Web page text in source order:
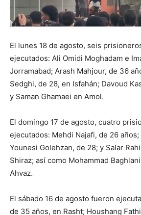
El lunes 18 de agosto, seis
ejecutados: Ali Omidi Moghadam e
Jorramabad; Arash Mahjour, de 36
Sedghi, de 28, en Isfahán; Davoud
y Saman Ghamaei en Amol.
El domingo 17 de agosto, cuatro
ejecutados: Mehdi Najafi, de 26
Younesi Golehzan, de 28; y Salar
Shiraz; así como Mohammad
Ahvaz.
El sábado 16 de agosto fueron
de 35 años, en Rasht; Houshang